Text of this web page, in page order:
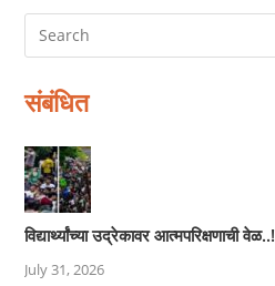
संबंधित
विद्यार्थ्यांच्या उद्रेकावर आत्मपरिक्षणाची वेळ..!
July 31, 2026